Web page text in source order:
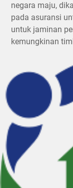
negara maju,
pada asuransi
untuk jaminan
kemungkinan